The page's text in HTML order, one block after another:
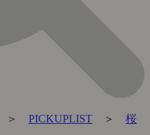
＞ PICKUPLIST ＞ 桜